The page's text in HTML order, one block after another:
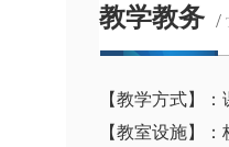
教学教务 /
【教学方式】
【教室设施】